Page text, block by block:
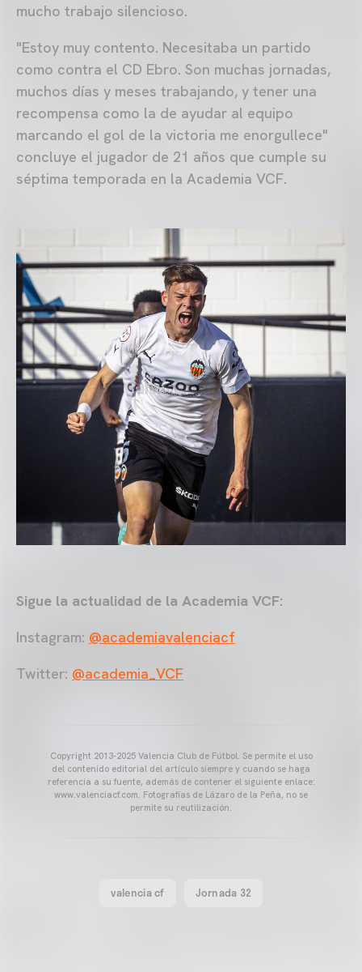
mucho trabajo silencioso.
"Estoy muy contento. Necesitaba un partido
como contra el CD Ebro. Son muchas jornadas,
muchos días y meses trabajando, y tener una
recompensa como la de ayudar al equipo
marcando el gol de la victoria me enorgullece"
concluye el jugador de 21 años que cumple su
séptima temporada en la Academia VCF.
Sigue la actualidad de la Academia VCF:
Instagram: @academiavalenciacf
Twitter: @academia_VCF
Copyright 2013-2025 Valencia Club de Fútbol. Se permite el uso
del contenido editorial del artículo siempre y cuando se haga
referencia a su fuente, además de contener el siguiente enlace:
www.valenciacf.com. Fotografías de Lázaro de la Peña, no se
permite su reutilización.
valencia cf Jornada 32